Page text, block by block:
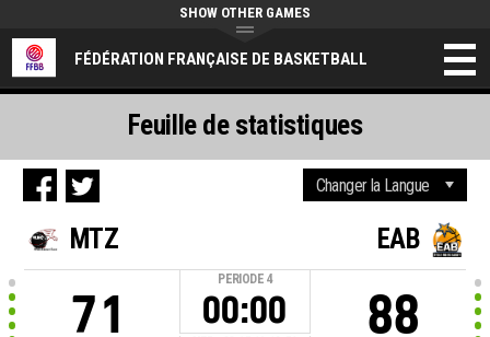
FÉDÉRATION FRANÇAISE DE BASKETBALL
SHOW OTHER GAMES
MTZ
71
PERIODE 4
00:00
EAB
88
Feuille de statistiques